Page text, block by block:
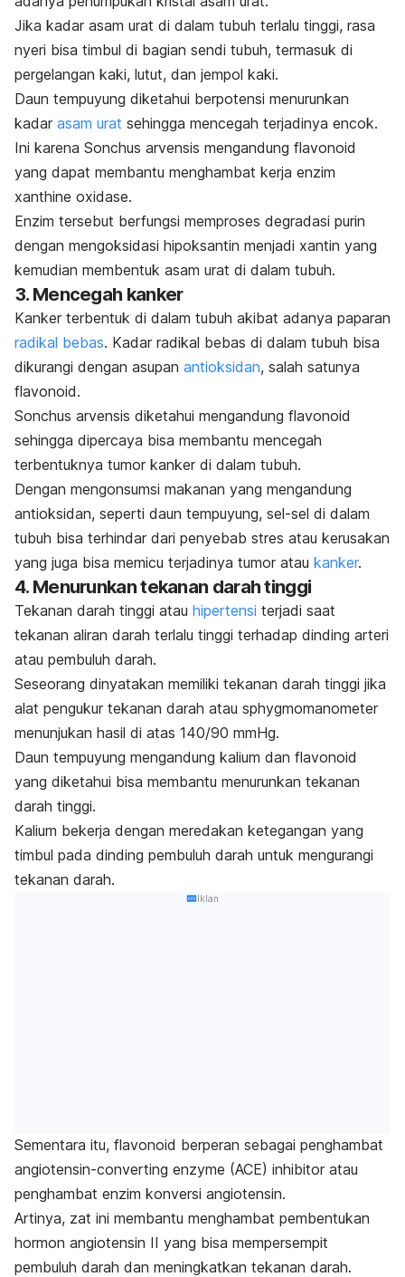
Jika kadar asam urat di dalam tubuh terlalu tinggi, rasa
nyeri bisa timbul di bagian sendi tubuh, termasuk di
pergelangan kaki, lutut, dan jempol kaki.
Daun tempuyung diketahui berpotensi menurunkan
kadar asam urat sehingga mencegah terjadinya encok.
Ini karena Sonchus arvensis mengandung flavonoid
yang dapat membantu menghambat kerja enzim
xanthine oxidase.
Enzim tersebut berfungsi memproses degradasi purin
dengan mengoksidasi hipoksantin menjadi xantin yang
kemudian membentuk asam urat di dalam tubuh.
3. Mencegah kanker
Kanker terbentuk di dalam tubuh akibat adanya paparan
radikal bebas. Kadar radikal bebas di dalam tubuh bisa
dikurangi dengan asupan antioksidan, salah satunya
flavonoid.
Sonchus arvensis diketahui mengandung flavonoid
sehingga dipercaya bisa membantu mencegah
terbentuknya tumor kanker di dalam tubuh.
Dengan mengonsumsi makanan yang mengandung
antioksidan, seperti daun tempuyung, sel-sel di dalam
tubuh bisa terhindar dari penyebab stres atau kerusakan
yang juga bisa memicu terjadinya tumor atau kanker.
4. Menurunkan tekanan darah tinggi
Tekanan darah tinggi atau hipertensi terjadi saat
tekanan aliran darah terlalu tinggi terhadap dinding arteri
atau pembuluh darah.
Seseorang dinyatakan memiliki tekanan darah tinggi jika
alat pengukur tekanan darah atau sphygmomanometer
menunjukan hasil di atas 140/90 mmHg.
Daun tempuyung mengandung kalium dan flavonoid
yang diketahui bisa membantu menurunkan tekanan
darah tinggi.
Kalium bekerja dengan meredakan ketegangan yang
timbul pada dinding pembuluh darah untuk mengurangi
tekanan darah.
Iklan
Sementara itu, flavonoid berperan sebagai penghambat
angiotensin-converting enzyme (ACE) inhibitor atau
penghambat enzim konversi angiotensin.
Artinya, zat ini membantu menghambat pembentukan
hormon angiotensin II yang bisa mempersempit
pembuluh darah dan meningkatkan tekanan darah.